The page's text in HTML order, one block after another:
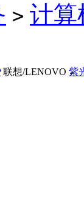
> 计算
联想/LENOVO 紫